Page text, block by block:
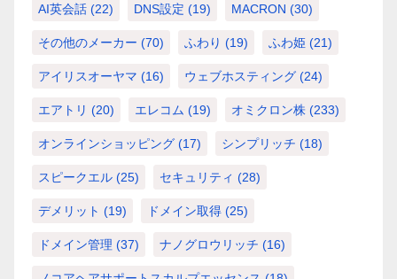
AI英会話 (22) DNS設定 (19) MACRON (30)
その他のメーカー (70) ふわり (19) ふわ姫 (21)
アイリスオーヤマ (16) ウェブホスティング (24)
エアトリ (20) エレコム (19) オミクロン株 (233)
オンラインショッピング (17) シンプリッチ (18)
スピークエル (25) セキュリティ (28)
デメリット (19) ドメイン取得 (25)
ドメイン管理 (37) ナノグロウリッチ (16)